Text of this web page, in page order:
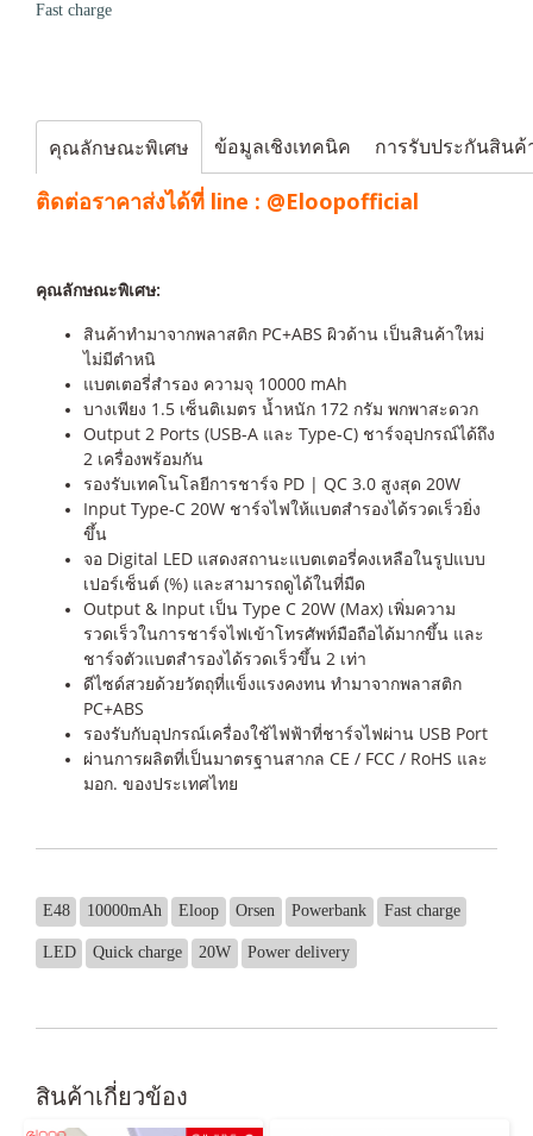
Fast charge
คุณลักษณะพิเศษ ข้อมูลเชิงเทคนิค การรับประกันสินค้
ติดต่อราคาส่งได้ที่ line : @Eloopofficial
คุณลักษณะพิเศษ:
สินค้าทำมาจากพลาสติก PC+ABS ผิวด้าน เป็นสินค้าใหม่
ไม่มีตำหนิ
แบตเตอรี่สำรอง ความจุ 10000 mAh
บางเพียง 1.5 เซ็นติเมตร น้ำหนัก 172 กรัม พกพาสะดวก
Output 2 Ports (USB-A และ Type-C) ชาร์จอุปกรณ์ได้ถึง
2 เครื่องพร้อมกัน
รองรับเทคโนโลยีการชาร์จ PD | QC 3.0 สูงสุด 20W
Input Type-C 20W ชาร์จไฟให้แบตสำรองได้รวดเร็วยิ่ง
ขึ้น
จอ Digital LED แสดงสถานะแบตเตอรี่คงเหลือในรูปแบบ
เปอร์เซ็นต์ (%) และสามารถดูได้ในที่มืด
Output & Input เป็น Type C 20W (Max) เพิ่มความ
รวดเร็วในการชาร์จไฟเข้าโทรศัพท์มือถือได้มากขึ้น และ
ชาร์จตัวแบตสำรองได้รวดเร็วขึ้น 2 เท่า
ดีไซด์สวยด้วยวัตถุที่แข็งแรงคงทน ทำมาจากพลาสติก
PC+ABS
รองรับกับอุปกรณ์เครื่องใช้ไฟฟ้าที่ชาร์จไฟผ่าน USB Port
ผ่านการผลิตที่เป็นมาตรฐานสากล CE / FCC / RoHS และ
มอก. ของประเทศไทย
E48 10000mAh Eloop Orsen Powerbank Fast charge
LED Quick charge 20W Power delivery
สินค้าเกี่ยวข้อง